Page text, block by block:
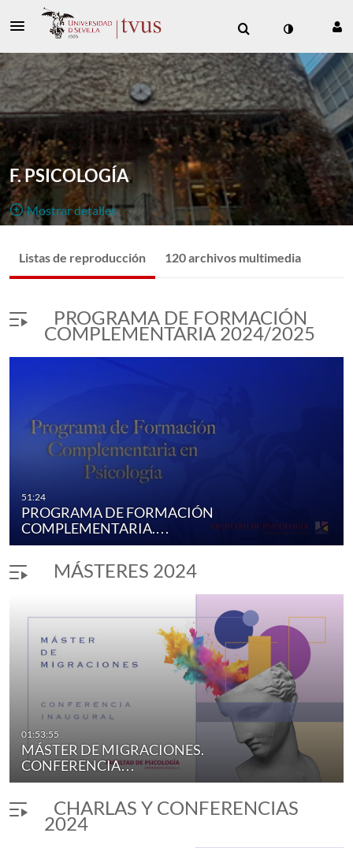
F. PSICOLOGÍA
Mostrar detalles
Archivo Multimedia
Canal de emisiones en directo y vídeo bajo demanda de
la Facultad de Psicología.
Listas de reproducción 120 archivos multimedia
PROGRAMA DE FORMACIÓN
COMPLEMENTARIA 2024/2025
51:24
PROGRAMA DE FORMACIÓN
COMPLEMENTARIA.…
MÁSTERES 2024
01:53:55
MÁSTER DE MIGRACIONES.
CONFERENCIA…
CHARLAS Y CONFERENCIAS
2024